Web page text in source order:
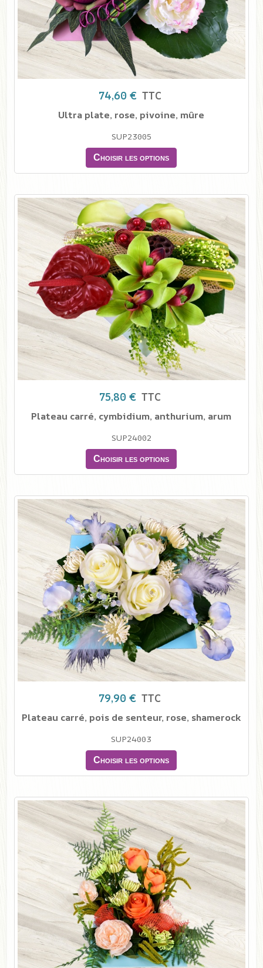
74,60 € TTC
Ultra plate, rose, pivoine, mûre
SUP23005
Choisir les options
75,80 € TTC
Plateau carré, cymbidium, anthurium, arum
SUP24002
Choisir les options
79,90 € TTC
Plateau carré, pois de senteur, rose, shamerock
SUP24003
Choisir les options